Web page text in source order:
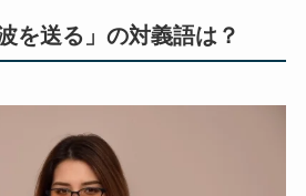
を送る」の対義語は？